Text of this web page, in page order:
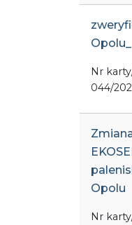
Nr
044/
Opolu
Nr